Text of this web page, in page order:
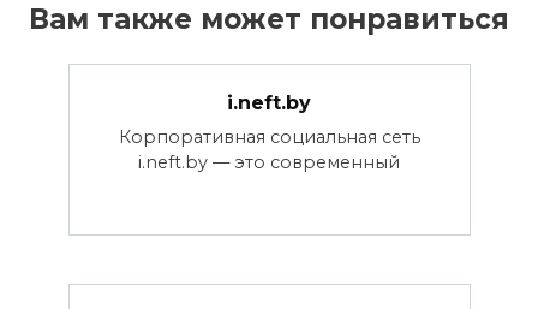
Вам также может понравиться
i.neft.by
Корпоративная социальная сеть
i.neft.by — это современный